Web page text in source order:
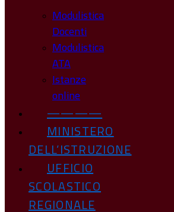
Modulistica
Docenti
Modulistica
ATA
Istanze
online
————
MINISTERO
DELL’ISTRUZIONE
UFFICIO
SCOLASTICO
REGIONALE